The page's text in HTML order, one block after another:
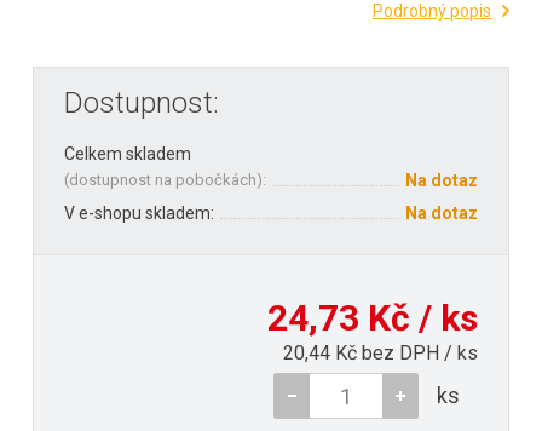
Podrobný popis
Dostupnost:
Celkem skladem
(dostupnost na pobočkách):
Na dotaz
V e-shopu skladem:
Na dotaz
24,73 Kč / ks
20,44 Kč bez DPH / ks
ks